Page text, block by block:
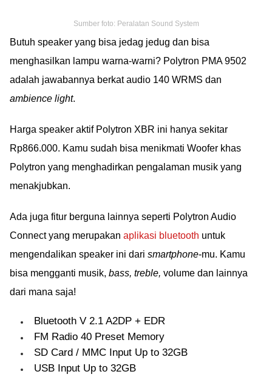
Sumber foto: Peralatan Sound System
Butuh speaker yang bisa jedag jedug dan bisa
menghasilkan lampu warna-warni? Polytron PMA 9502
adalah jawabannya berkat audio 140 WRMS dan
ambience light.
Harga speaker aktif Polytron XBR ini hanya sekitar
Rp866.000. Kamu sudah bisa menikmati Woofer khas
Polytron yang menghadirkan pengalaman musik yang
menakjubkan.
Ada juga fitur berguna lainnya seperti Polytron Audio
Connect yang merupakan aplikasi bluetooth untuk
mengendalikan speaker ini dari smartphone-mu. Kamu
bisa mengganti musik, bass, treble, volume dan lainnya
dari mana saja!
Bluetooth V 2.1 A2DP + EDR
FM Radio 40 Preset Memory
SD Card / MMC Input Up to 32GB
USB Input Up to 32GB